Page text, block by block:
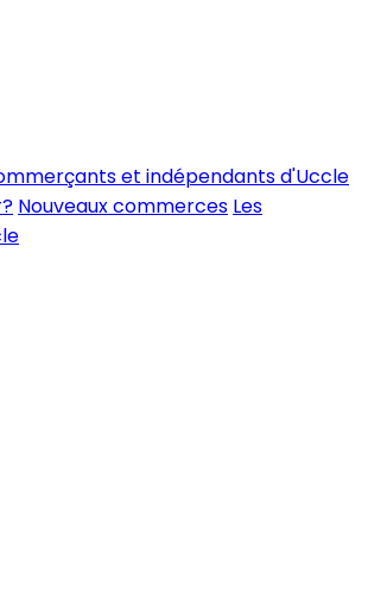
et indépendants d'Uccle
Nouveaux commerces Les